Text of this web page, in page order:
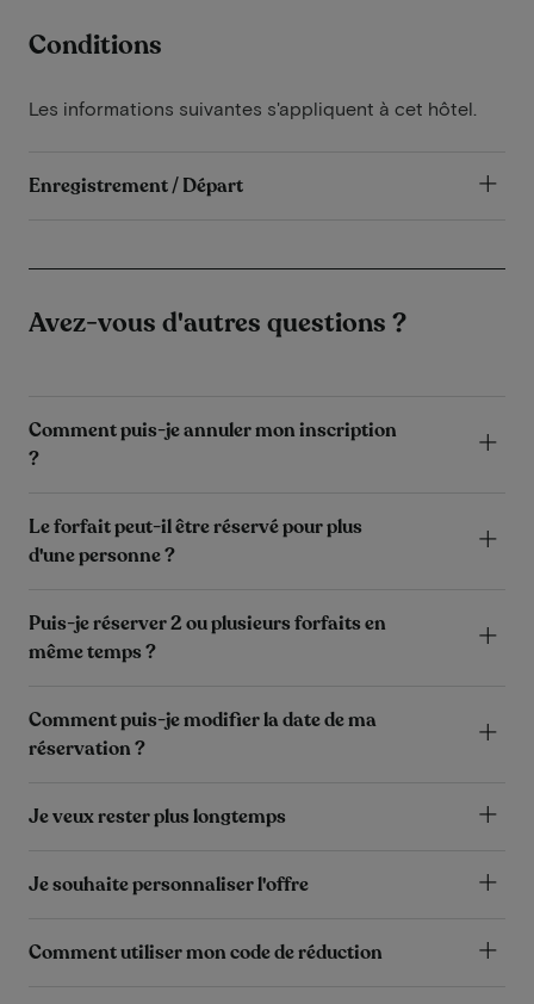
Conditions
Les informations suivantes s'appliquent à cet hôtel.
Enregistrement / Départ
Avez-vous d'autres questions ?
Comment puis-je annuler mon inscription
?
Le forfait peut-il être réservé pour plus
d'une personne ?
Puis-je réserver 2 ou plusieurs forfaits en
même temps ?
Comment puis-je modifier la date de ma
réservation ?
Je veux rester plus longtemps
Je souhaite personnaliser l'offre
Comment utiliser mon code de réduction